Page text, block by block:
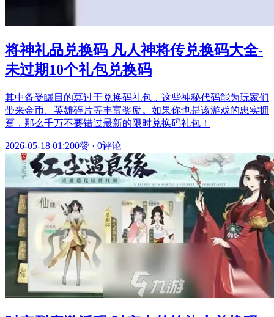
将神礼品兑换码 凡人神将传兑换码大全-
未过期10个礼包兑换码
其中备受瞩目的莫过于兑换码礼包，这些神秘代码能为玩家们
带来金币、英雄碎片等丰富奖励。如果你也是该游戏的忠实拥
趸，那么千万不要错过最新的限时兑换码礼包！
2026-05-18 01:200赞 · 0评论